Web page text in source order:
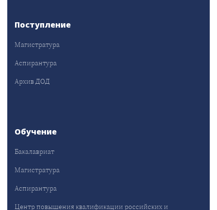
Поступление
Магистратура
Аспирантура
Архив ДОД
Обучение
Бакалавриат
Магистратура
Аспирантура
Центр повышения квалификации российских и